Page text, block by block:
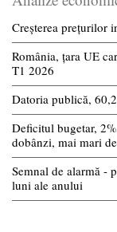
Creșterea prețurilor
România, țara UE
T1 2026
Datoria publică,
Deficitul bugetar,
dobânzi, mai mari
Semnal de alarmă -
luni ale anului